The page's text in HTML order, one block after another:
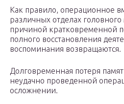
Как правило, операционное
различных отделах головного
причиной кратковременной
полного восстановления
воспоминания возвращаются.
Долговременная потеря
неудачно проведенной
осложнении.